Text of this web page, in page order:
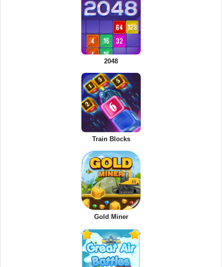
2048
Train Blocks
Gold Miner